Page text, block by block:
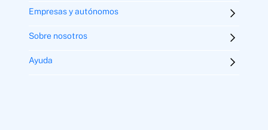
Empresas y autónomos
Sobre nosotros
Ayuda